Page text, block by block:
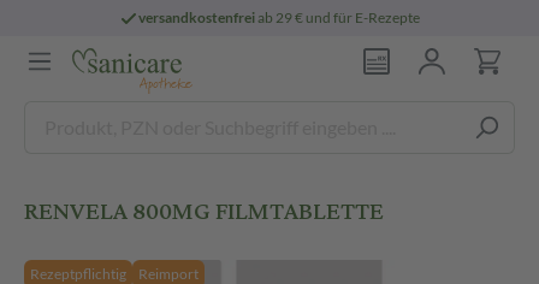
versandkostenfreiab 29 € und für E-Rezepte
RENVELA 800MG FILMTABLETTE
Rezeptpflichtig Reimport